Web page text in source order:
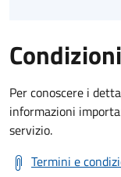
Per conoscere i
informazioni
servizio.
Termini e